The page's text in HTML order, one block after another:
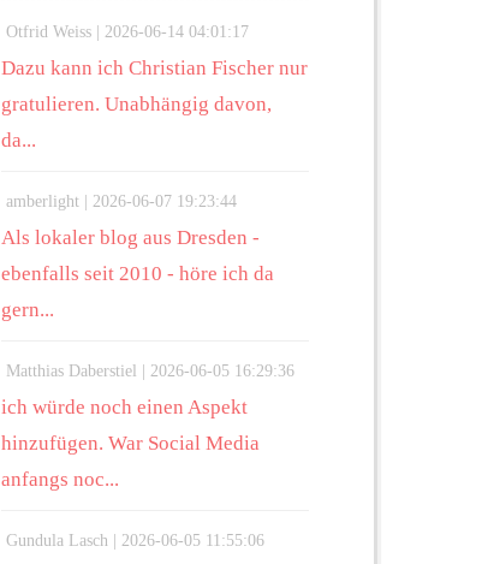
Otfrid Weiss | 2026-06-14 04:01:17
Dazu kann ich Christian Fischer nur
gratulieren. Unabhängig davon,
da...
amberlight | 2026-06-07 19:23:44
Als lokaler blog aus Dresden -
ebenfalls seit 2010 - höre ich da
gern...
Matthias Daberstiel | 2026-06-05 16:29:36
ich würde noch einen Aspekt
hinzufügen. War Social Media
anfangs noc...
Gundula Lasch | 2026-06-05 11:55:06